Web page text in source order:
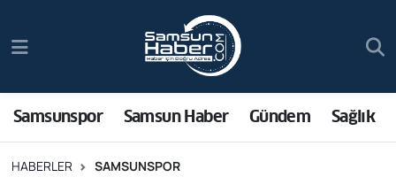
Samsunspor Samsun Haber Gündem Sağlık
HABERLER SAMSUNSPOR
Samsun Haber
Sağlık
Trafik Durumu
Süper Lig Puan Durumu ve Fikstür